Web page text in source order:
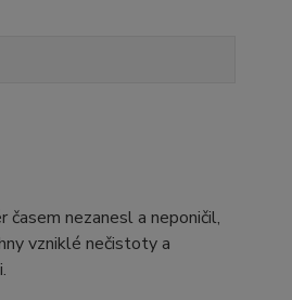
nezanesl a neponičil,
vzniklé nečistoty a